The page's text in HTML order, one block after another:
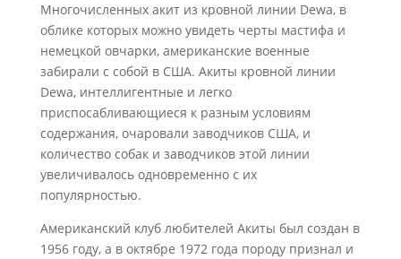
Многочисленных акит из кровной линии Dewa, в
облике которых можно увидеть черты мастифа и
немецкой овчарки, американские военные
забирали с собой в США. Акиты кровной линии
Dewa, интеллигентные и легко
приспосабливающиеся к разным условиям
содержания, очаровали заводчиков США, и
количество собак и заводчиков этой линии
увеличивалось одновременно с их
популярностью.
Американский клуб любителей Акиты был создан в
1956 году, а в октябре 1972 года породу признал и